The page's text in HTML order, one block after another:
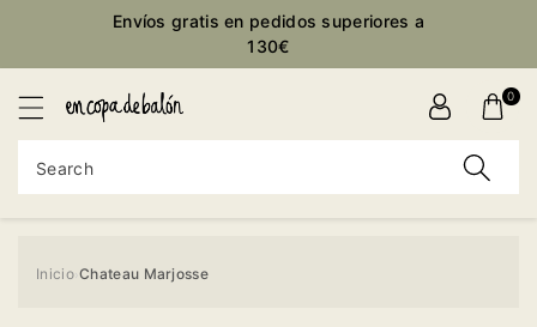
Envíos gratis en pedidos superiores a
130€
Search
0
Inicio›Chateau Marjosse